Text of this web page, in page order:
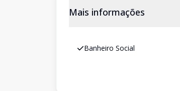
Mais informações
Banheiro Social